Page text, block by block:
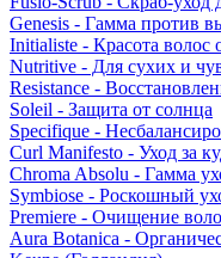
Genesis - Гамма против
Initialiste - Красота волос
Nutritive - Для сухих и
Resistance -
Soleil - Защита от солнца
Specifique -
Curl Manifesto - Уход за
Chroma Absolu - Гамма
Symbiose - Роскошный
Premiere - Очищение
Aura Botanica -